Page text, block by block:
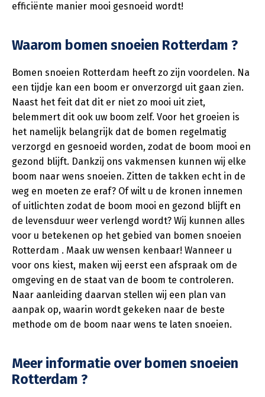
efficiënte manier mooi gesnoeid wordt!
Waarom bomen snoeien Rotterdam ?
Bomen snoeien Rotterdam heeft zo zijn voordelen. Na
een tijdje kan een boom er onverzorgd uit gaan zien.
Naast het feit dat dit er niet zo mooi uit ziet,
belemmert dit ook uw boom zelf. Voor het groeien is
het namelijk belangrijk dat de bomen regelmatig
verzorgd en gesnoeid worden, zodat de boom mooi en
gezond blijft. Dankzij ons vakmensen kunnen wij elke
boom naar wens snoeien. Zitten de takken echt in de
weg en moeten ze eraf? Of wilt u de kronen innemen
of uitlichten zodat de boom mooi en gezond blijft en
de levensduur weer verlengd wordt? Wij kunnen alles
voor u betekenen op het gebied van bomen snoeien
Rotterdam . Maak uw wensen kenbaar! Wanneer u
voor ons kiest, maken wij eerst een afspraak om de
omgeving en de staat van de boom te controleren.
Naar aanleiding daarvan stellen wij een plan van
aanpak op, waarin wordt gekeken naar de beste
methode om de boom naar wens te laten snoeien.
Meer informatie over bomen snoeien
Rotterdam ?